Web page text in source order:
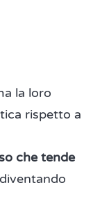
la loro
rispetto a
che tende